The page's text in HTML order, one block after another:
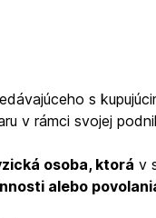
s
v rámci svojej
osoba, ktorá v
alebo